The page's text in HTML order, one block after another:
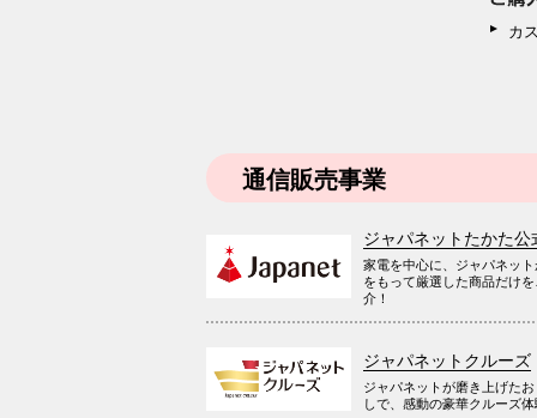
カ
通信販売事業
ジャパネットたかた公
家電を中心に、ジャパネッ
をもって厳選した商品だけ
介！
ジャパネットクルーズ
ジャパネットが磨き上げた
しで、感動の豪華クルーズ